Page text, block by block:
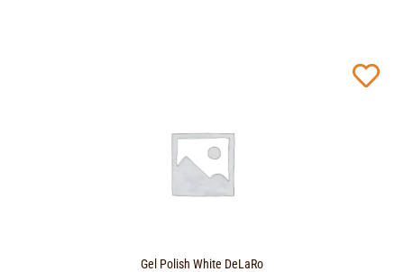
Gel Polish White DeLaRo